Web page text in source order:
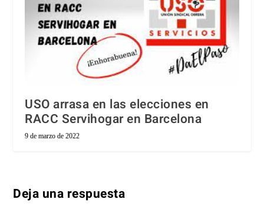
USO arrasa en las elecciones en
RACC Servihogar en Barcelona
9 de marzo de 2022
Deja una respuesta